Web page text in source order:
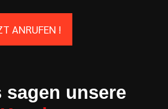
ANRUFEN !
sagen unsere